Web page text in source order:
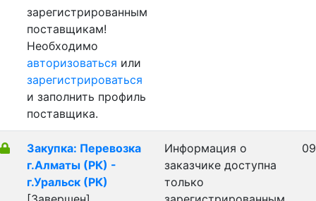
зарегистрированным
поставщикам!
Необходимо
авторизоваться или
зарегистрироваться
и заполнить профиль
поставщика.
Закупка: Перевозка
г.Алматы (РК) -
г.Уральск (РК)
Информация о
заказчике доступна
только